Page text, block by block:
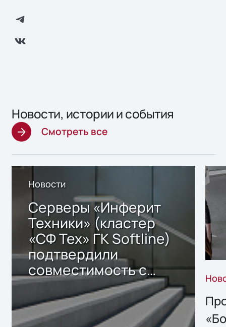
Новости, истории и события
Смотреть все
Новости
Серверы «Инферит
Техники» (кластер
«СФ Тех» ГК Softline)
подтвердили
совместимость с
решением Sharx
Storage 2.x для
хранения данных